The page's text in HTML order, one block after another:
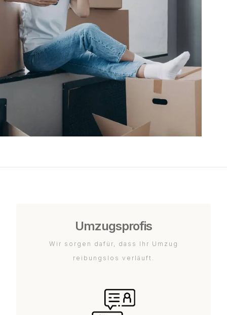
Umzugsprofis
Wir sorgen dafür, dass Ihr Umzug
reibungslos verläuft.